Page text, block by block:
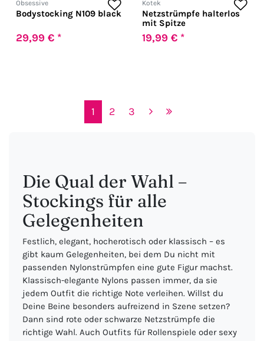
Obsessive
Bodystocking N109 black
29,99 € *
Kotek
Netzstrümpfe halterlos
mit Spitze
19,99 € *
1 2 3
Die Qual der Wahl –
Stockings für alle
Gelegenheiten
Festlich, elegant, hocherotisch oder klassisch – es
gibt kaum Gelegenheiten, bei dem Du nicht mit
passenden Nylonstrümpfen eine gute Figur machst.
Klassisch-elegante Nylons passen immer, da sie
jedem Outfit die richtige Note verleihen. Willst du
Deine Beine besonders aufreizend in Szene setzen?
Dann sind rote oder schwarze Netzstrümpfe die
richtige Wahl. Auch Outfits für Rollenspiele oder sexy